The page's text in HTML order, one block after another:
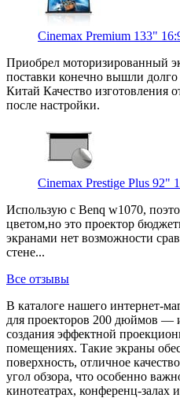
Cinemax Premium 133"
Приобрел моторизированный
поставки конечно вышли
Китай Качество изготовления
после настройки.
Cinemax Prestige Plus 92"
Использую с Benq w1070,
цветом,но это проектор
экранами нет возможности
стене...
Все отзывы
В каталоге нашего интернет-
для проекторов 200 дюймов —
создания эффектной
помещениях. Такие экраны
поверхность, отличное
угол обзора, что особенно
кинотеатрах, конференц-залах